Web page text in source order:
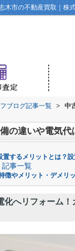
木市の不動産買取｜株
ブログ記事一覧 >
中
の違いや電気代
するメリットとは？
記事一覧
徴やメリット・デメリ
化へリフォーム！